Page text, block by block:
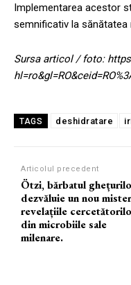
Implementarea acestor
semnificativ la
Sursa articol / foto:
TAGS deshidratare
Articolul precedent
Ötzi, bărbatul
dezvăluie un nou
revelațiile
din microbiile sale
milenare.